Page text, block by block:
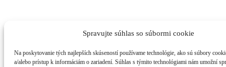
Spravujte súhlas so súbormi cookie
Na poskytovanie tých najlepších skúseností používame technológie, ako sú súbory
a/alebo prístup k informáciám o zariadení. Súhlas s týmito technológiami nám umožní